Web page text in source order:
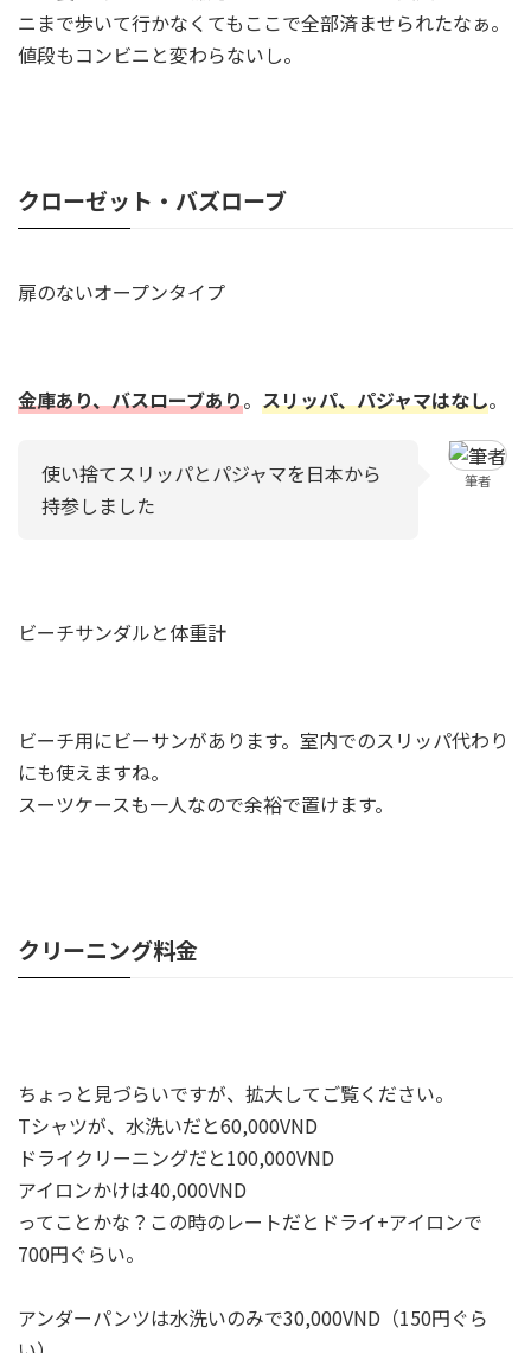
ニまで歩いて行かなくてもここで全部済ませられたなぁ。
値段もコンビニと変わらないし。
クローゼット・バズローブ
扉のないオープンタイプ
金庫あり、バスローブあり。 スリッパ、パジャマはなし。
使い捨てスリッパとパジャマを日本から
持参しました
筆者
ビーチサンダルと体重計
ビーチ用にビーサンがあります。室内でのスリッパ代わり
にも使えますね。
スーツケースも一人なので余裕で置けます。
クリーニング料金
ちょっと見づらいですが、拡大してご覧ください。
Tシャツが、水洗いだと60,000VND
ドライクリーニングだと100,000VND
アイロンかけは40,000VND
ってことかな？この時のレートだとドライ+アイロンで
700円ぐらい。
アンダーパンツは水洗いのみで30,000VND（150円ぐら